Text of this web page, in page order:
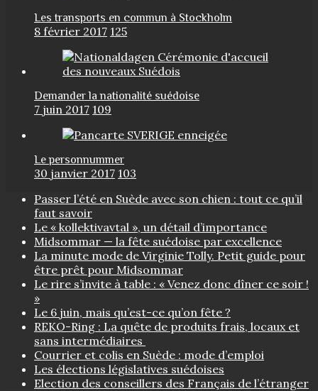
Les transports en commun à Stockholm
8 février 2017 125
Demander la nationalité suédoise
7 juin 2017 109
Le personnummer
30 janvier 2017 103
Passer l’été en Suède avec son chien : tout ce qu’il
faut savoir
Le « kollektivavtal », un détail d’importance
Midsommar — la fête suédoise par excellence
La minute mode de Virginie Tolly. Petit guide pour
être prêt pour Midsommar
Le rire s’invite à table : « Venez donc dîner ce soir !
»
Le 6 juin, mais qu’est-ce qu’on fête ?
REKO-Ring : La quête de produits frais, locaux et
sans intermédiaires
Courrier et colis en Suède : mode d’emploi
Les élections législatives suédoises
Election des conseillers des Français de l’étranger